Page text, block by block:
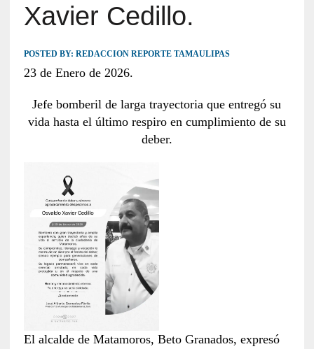
Xavier Cedillo.
POSTED BY: REDACCION REPORTE TAMAULIPAS
23 de Enero de 2026.
Jefe bomberil de larga trayectoria que entregó su
vida hasta el último respiro en cumplimiento de su
deber.
El alcalde de Matamoros, Beto Granados, expresó